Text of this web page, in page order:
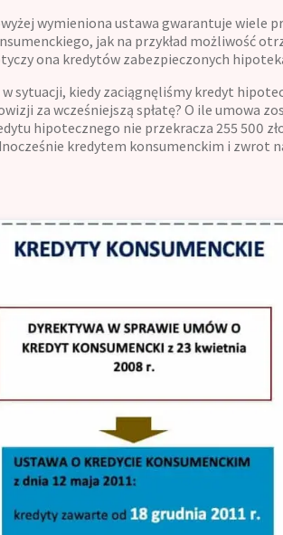
wymieniona ustawa gwarantuje wiele
jak na przykład możliwość
ona kredytów zabezpieczonych
w sytuacji, kiedy zaciągnęliśmy kredyt
za wcześniejszą spłatę? O ile umowa
hipotecznego nie przekracza 255 500
kredytem konsumenckim i zwrot